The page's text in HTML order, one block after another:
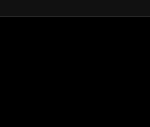
DIRECT, f08c47fec0942fa0